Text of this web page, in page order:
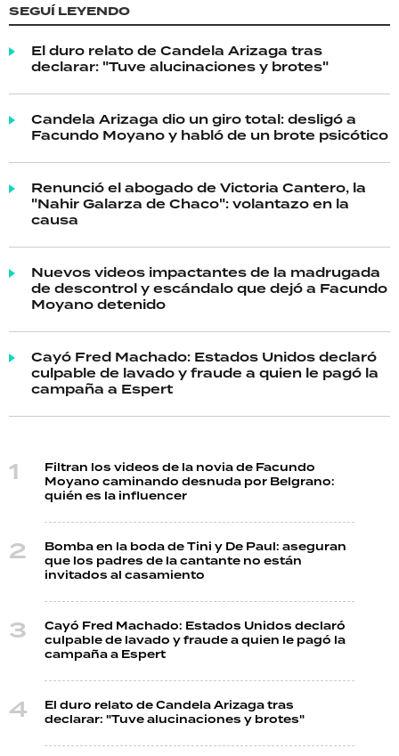
SEGUÍ LEYENDO
El duro relato de Candela Arizaga tras
declarar: "Tuve alucinaciones y brotes"
Candela Arizaga dio un giro total: desligó a
Facundo Moyano y habló de un brote psicótico
Renunció el abogado de Victoria Cantero, la
"Nahir Galarza de Chaco": volantazo en la
causa
Nuevos videos impactantes de la madrugada
de descontrol y escándalo que dejó a Facundo
Moyano detenido
Cayó Fred Machado: Estados Unidos declaró
culpable de lavado y fraude a quien le pagó la
campaña a Espert
Filtran los videos de la novia de Facundo
Moyano caminando desnuda por Belgrano:
quién es la influencer
Bomba en la boda de Tini y De Paul: aseguran
que los padres de la cantante no están
invitados al casamiento
Cayó Fred Machado: Estados Unidos declaró
culpable de lavado y fraude a quien le pagó la
campaña a Espert
El duro relato de Candela Arizaga tras
declarar: "Tuve alucinaciones y brotes"